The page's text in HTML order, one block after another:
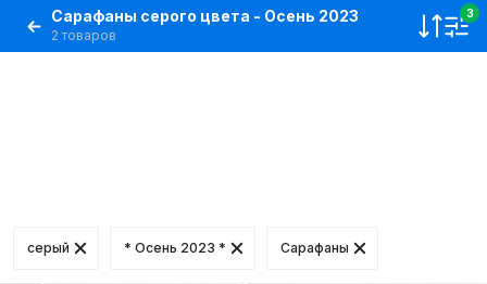
Сарафаны серого цвета - Осень 2023
2 товаров
3
серый * Осень 2023 * Сарафаны